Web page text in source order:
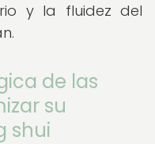
y la fluidez del
de las
su
shui